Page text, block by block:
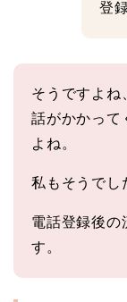
登
そうですよね
話がかかって
よね。
私もそうでし
電話登録後の
す。